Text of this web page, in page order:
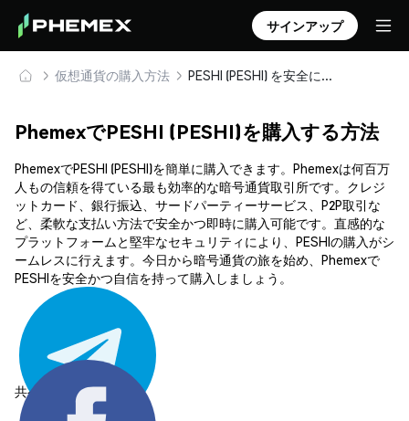
サインアップ
仮想通貨の購入方法 PESHI (PESHI) を安全に購入・保管
PhemexでPESHI (PESHI)を購入する方法
PhemexでPESHI (PESHI)を簡単に購入できます。Phemexは何百万
人もの信頼を得ている最も効率的な暗号通貨取引所です。クレジ
ットカード、銀行振込、サードパーティーサービス、P2P取引な
ど、柔軟な支払い方法で安全かつ即時に購入可能です。直感的な
プラットフォームと堅牢なセキュリティにより、PESHIの購入がシ
ームレスに行えます。今日から暗号通貨の旅を始め、Phemexで
PESHIを安全かつ自信を持って購入しましょう。
共有する: